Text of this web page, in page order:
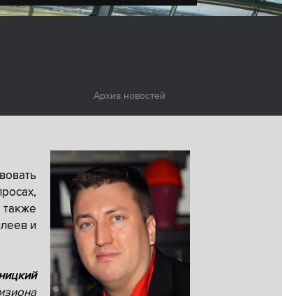
Архив новостей
и